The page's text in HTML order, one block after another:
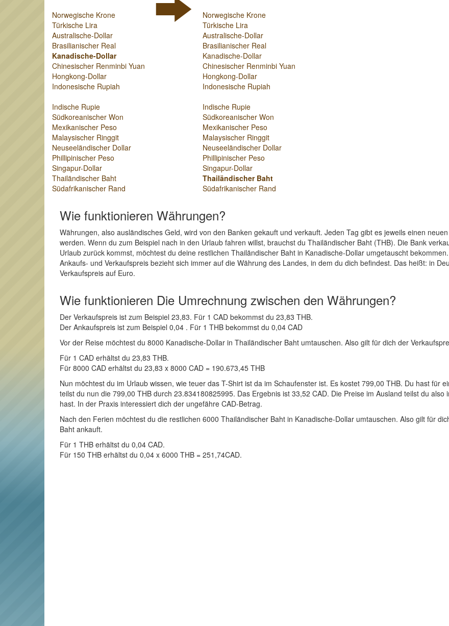
Norwegische Krone
Türkische Lira
Australische-Dollar
Brasilianischer Real
Kanadische-Dollar
Chinesischer Renminbi Yuan
Hongkong-Dollar
Indonesische Rupiah
Indische Rupie
Südkoreanischer Won
Mexikanischer Peso
Malaysischer Ringgit
Neuseeländischer Dollar
Phillipinischer Peso
Singapur-Dollar
Thailändischer Baht
Südafrikanischer Rand
Norwegische Krone
Türkische Lira
Australische-Dollar
Brasilianischer Real
Kanadische-Dollar
Chinesischer Renminbi Yuan
Hongkong-Dollar
Indonesische Rupiah
Indische Rupie
Südkoreanischer Won
Mexikanischer Peso
Malaysischer Ringgit
Neuseeländischer Dollar
Phillipinischer Peso
Singapur-Dollar
Thailändischer Baht
Südafrikanischer Rand
Wie funktionieren Währungen?
Währungen, also ausländisches Geld, wird von den Banken gekauft und verkauft. Jeden Tag gibt es jeweils einen
werden. Wenn du zum Beispiel nach in den Urlaub fahren willst, brauchst du Thailändischer Baht (THB). Die Bank
Urlaub zurück kommst, möchtest du deine restlichen Thailändischer Baht in Kanadische-Dollar umgetauscht
Ankaufs- und Verkaufspreis bezieht sich immer auf die Währung des Landes, in dem du dich befindest. Das heißt: in
Verkaufspreis auf Euro.
Wie funktionieren Die Umrechnung zwischen den Währungen?
Der Verkaufspreis ist zum Beispiel 23,83. Für 1 CAD bekommst du 23,83 THB.
Der Ankaufspreis ist zum Beispiel 0,04 . Für 1 THB bekommst du 0,04 CAD
Vor der Reise möchtest du 8000 Kanadische-Dollar in Thailändischer Baht umtauschen. Also gilt für dich der
Für 1 CAD erhältst du 23,83 THB.
Für 8000 CAD erhältst du 23,83 x 8000 CAD = 190.673,45 THB
Nun möchtest du im Urlaub wissen, wie teuer das T-Shirt ist da im Schaufenster ist. Es kostet 799,00 THB. Du hast für
teilst du nun die 799,00 THB durch 23.834180825995. Das Ergebnis ist 33,52 CAD. Die Preise im Ausland teilst du
hast. In der Praxis interessiert dich der ungefähre CAD-Betrag.
Nach den Ferien möchtest du die restlichen 6000 Thailändischer Baht in Kanadische-Dollar umtauschen. Also gilt für
Baht ankauft.
Für 1 THB erhältst du 0,04 CAD.
Für 150 THB erhältst du 0,04 x 6000 THB = 251,74CAD.